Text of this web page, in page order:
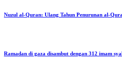
Nuzul al-Quran: Ulang Tahun Penurunan al-
Ramadan di gaza disambut dengan 312 imam